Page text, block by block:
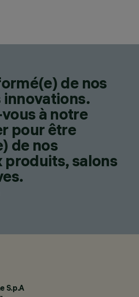
de nos
à notre
pour être
de nos
produits, salons
S.p.A